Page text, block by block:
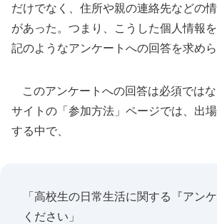
だけでなく、住所や親の連絡先などの
があった。つまり、こうした個人情報
記のようなアンケートへの回答を求めら
このアンケートへの回答は必須では
サイトの「参加方法」ページでは、出
する中で、
「高校生の日常生活に関する『アン
ください」